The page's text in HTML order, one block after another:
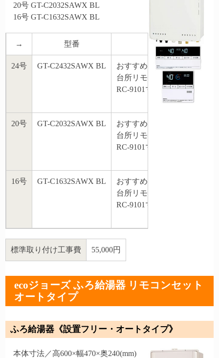
20号 GT-C2032SAWX BL
16号 GT-C1632SAWX BL
→ 型番 商品付属
24号 GT-C2432SAWX BL
おすすめ標準タイプリモコ
台所リモコン・浴室リモコン
RC-9101マルチセット
20号 GT-C2032SAWX BL
おすすめ標準タイプリモコ
台所リモコン・浴室リモコン
RC-9101マルチセット
16号 GT-C1632SAWX BL
おすすめ標準タイプリモコ
台所リモコン・浴室リモコン
RC-9101マルチセット
標準取り付け工事費 55,000円
ecoジョーズ ふろ給湯器 リモコンセット
オートタイプ
ふろ給湯器《設置フリー・オートタイプ》
本体寸法／高600×幅470×奥240(mm)